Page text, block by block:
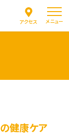
アクセス メニュー
健康ケア